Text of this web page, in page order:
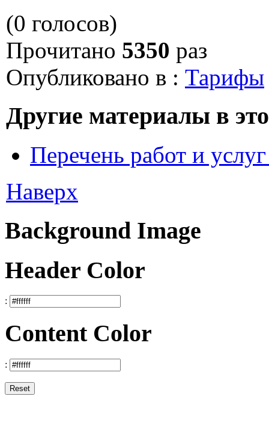
(0 голосов)
Прочитано 5350 раз
Опубликовано в : Тарифы
Другие материалы в
Перечень работ и
Наверх
Background Image
Header Color
:
Content Color
:
Reset